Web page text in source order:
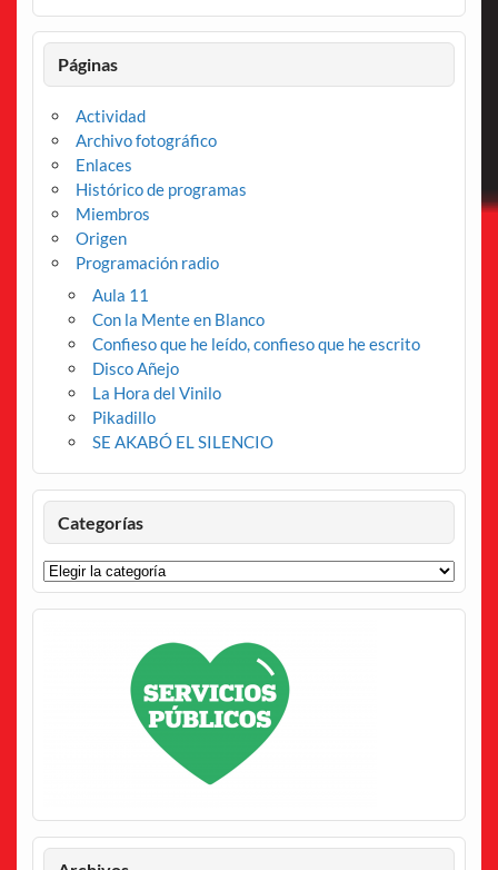
Páginas
Actividad
Archivo fotográfico
Enlaces
Histórico de programas
Miembros
Origen
Programación radio
Aula 11
Con la Mente en Blanco
Confieso que he leído, confieso que he escrito
Disco Añejo
La Hora del Vinilo
Pikadillo
SE AKABÓ EL SILENCIO
Categorías
Categorías